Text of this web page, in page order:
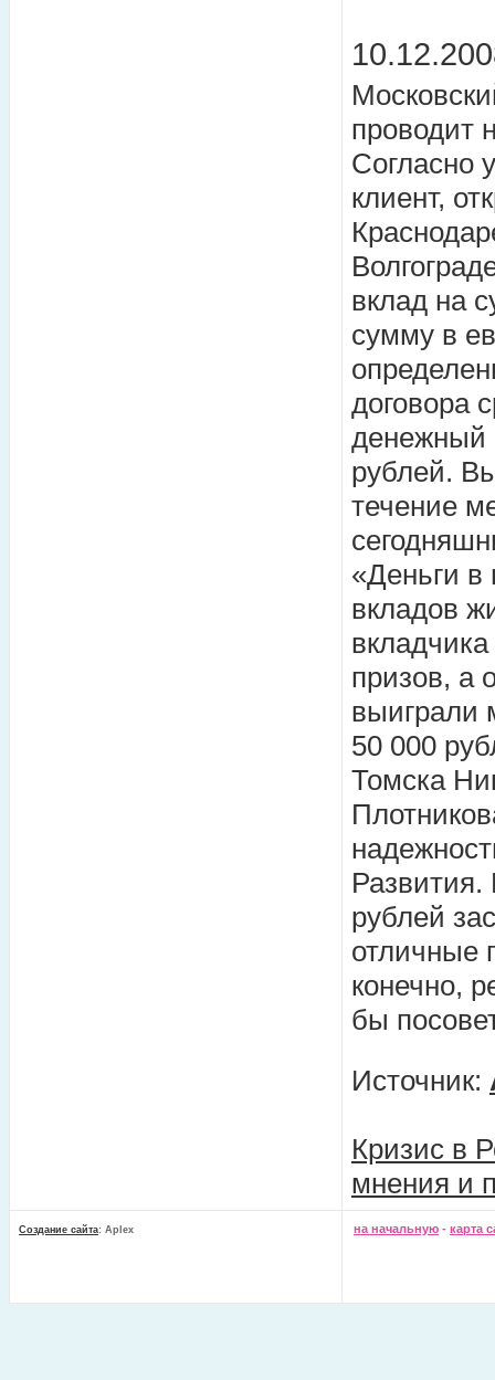
проводит
Согласно
клиент,
вклад на
сумму в
договора
денежный
рублей.
течение
«Деньги в
вкладов
призов, а
выиграли
50 000
Томска
Развития.
рублей
отличные
конечно,
бы
Источник:
Кризис в
мнения и
Создание сайта: Aplex на начальную - карта